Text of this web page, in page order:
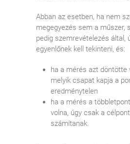
Abban az esetben, ha nem
megegyezés sem a műszer,
pedig szemrevételezés által,
egyenlőnek kell tekinteni, és:
ha a mérés azt döntötte
melyik csapat kapja a
eredménytelen
ha a mérés a
volna, úgy csak a
számítanak.